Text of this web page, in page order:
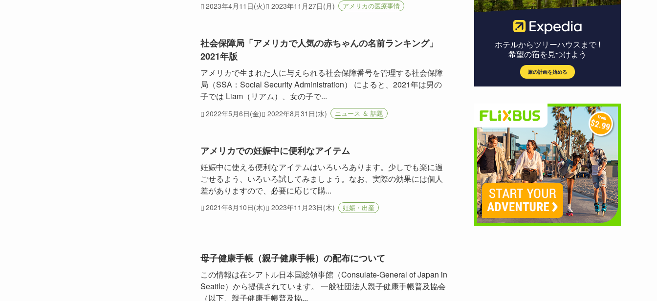
2023年4月11日(火) 2023年11月27日(月) アメリカの医療事情
社会保障局「アメリカで人気の赤ちゃんの名前ランキング」
2021年版
アメリカで生まれた人に与えられる社会保障番号を管理する社会保障
局（SSA：Social Security Administration） によると、2021年は男の
子では Liam（リアム）、女の子で...
2022年5月6日(金) 2022年8月31日(水) ニュース ＆ 話題
アメリカでの妊娠中に便利なアイテム
妊娠中に使える便利なアイテムはいろいろあります。少しでも楽に過
ごせるよう、いろいろ試してみましょう。なお、実際の効果には個人
差がありますので、必要に応じて購...
2021年6月10日(木) 2023年11月23日(木) 妊娠・出産
母子健康手帳（親子健康手帳）の配布について
この情報は在シアトル日本国総領事館（Consulate-General of Japan in
Seattle）から提供されています。 一般社団法人親子健康手帳普及協会
（以下、親子健康手帳普及協...